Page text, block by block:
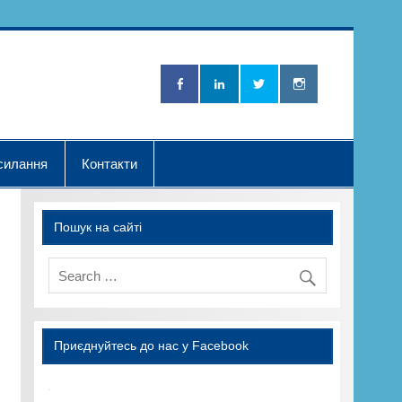
Хвилька"
Контакти
Пошук на сайті
Приєднуйтесь до нас у Facebook